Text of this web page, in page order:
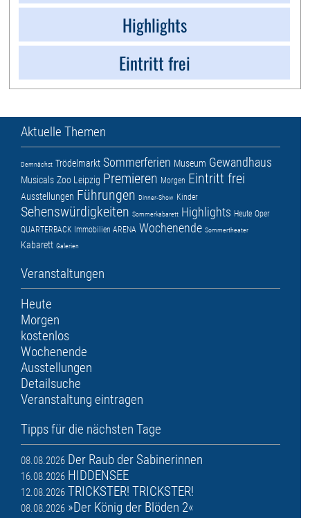
Highlights
Eintritt frei
Aktuelle Themen
Demnächst Trödelmarkt Sommerferien Museum Gewandhaus
Musicals Zoo Leipzig Premieren Morgen Eintritt frei
Ausstellungen Führungen Dinner-Show Kinder
Sehenswürdigkeiten Sommerkabarett Highlights Heute Oper
QUARTERBACK Immobilien ARENA Wochenende Sommertheater
Kabarett Galerien
Veranstaltungen
Heute
Morgen
kostenlos
Wochenende
Ausstellungen
Detailsuche
Veranstaltung eintragen
Tipps für die nächsten Tage
08.08.2026 Der Raub der Sabinerinnen
16.08.2026 HIDDENSEE
12.08.2026 TRICKSTER! TRICKSTER!
08.08.2026 »Der König der Blöden 2«